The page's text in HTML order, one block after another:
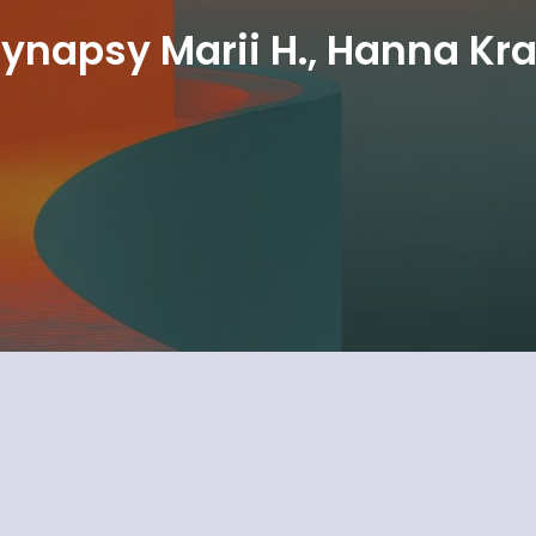
Marii H., Hanna